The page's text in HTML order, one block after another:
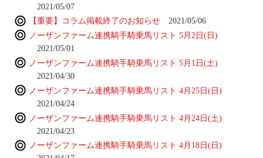
2021/05/07
【重要】コラム掲載終了のお知らせ
2021/05/06
ノーザンファーム連携騎手騎乗馬リスト 5月2日(日)
2021/05/01
ノーザンファーム連携騎手騎乗馬リスト 5月1日(土)
2021/04/30
ノーザンファーム連携騎手騎乗馬リスト 4月25日(日)
2021/04/24
ノーザンファーム連携騎手騎乗馬リスト 4月24日(土)
2021/04/23
ノーザンファーム連携騎手騎乗馬リスト 4月18日(日)